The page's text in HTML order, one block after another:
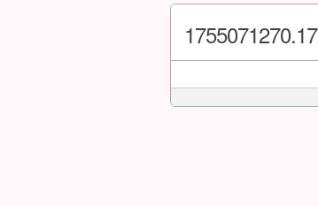
1755071270.17